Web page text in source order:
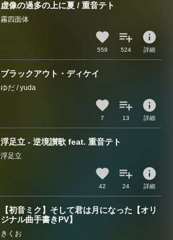
虚像の過多の上に夏 / 重音テト
霧四面体
559 524
info
詳細
ブラックアウト・ディケイ
ゆだ / yuda
7 13
info
詳細
浮足立 - 逆境讃歌 feat. 重音テト
浮足立
42 24
info
詳細
【初音ミク】そして君は月になった【オリ
ジナル曲手書きPV】
きくお